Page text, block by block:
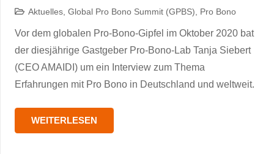
Aktuelles, Global Pro Bono Summit (GPBS) Pro Bono
Vor dem globalen Pro-Bono-Gipfel im Oktober 2020 bat
der diesjährige Gastgeber Pro-Bono-Lab Tanja Siebert
(CEO AMAIDI) um ein Interview zum Thema
Erfahrungen mit Pro Bono in Deutschland und weltweit.
WEITERLESEN